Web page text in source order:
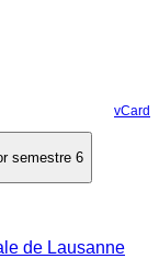
vCard
semestre 6